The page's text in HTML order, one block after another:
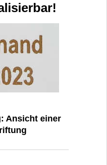
Ansicht einer